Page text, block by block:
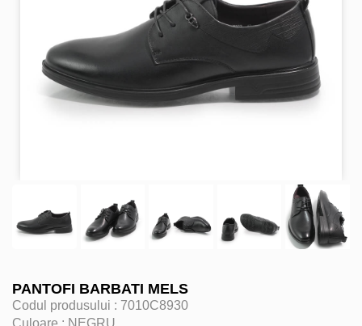
PANTOFI BARBATI MELS
Codul produsului : 7010C8930
Culoare : NEGRU